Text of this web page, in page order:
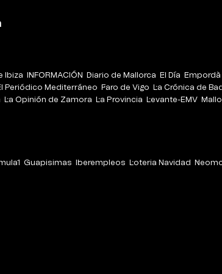
Ibiza INFORMACIÓN Diario de Mallorca El Día Empordà
Periódico Mediterráneo Faro de Vigo La Crónica de
La Opinión de Zamora La Provincia Levante-EMV
Guapisimas Iberempleos Loteria Navidad